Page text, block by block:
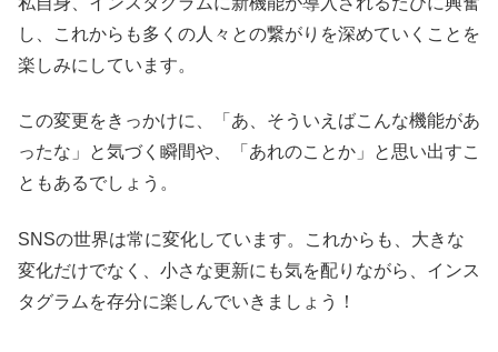
し、これからも多くの人々との繋がりを深めていくことを
楽しみにしています。
この変更をきっかけに、「あ、そういえばこんな機能があ
ったな」と気づく瞬間や、「あれのことか」と思い出すこ
ともあるでしょう。
SNSの世界は常に変化しています。これからも、大きな
変化だけでなく、小さな更新にも気を配りながら、インス
タグラムを存分に楽しんでいきましょう！